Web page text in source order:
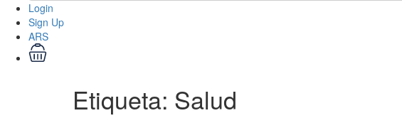
Login
Sign Up
ARS
Etiqueta: Salud